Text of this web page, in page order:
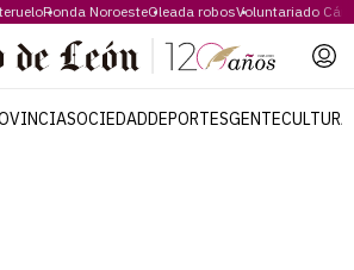
Ronda NoroesteOleada robosVoluntariado
SOCIEDADDEPORTESGENTECULTURA